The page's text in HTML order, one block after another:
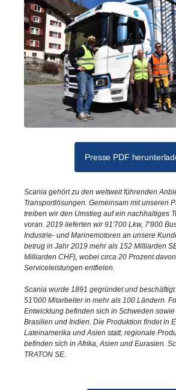
Presse PDF
Scania gehört zu den weltweit führenden
Transportlösungen. Gemeinsam mit unseren
treiben wir den Umstieg auf ein nachhaltiges
voran. 2019 lieferten wir 91'700 Lkw, 7'800
Industrie- und Marinemotoren an unsere
betrug in Jahr 2019 mehr als 152 Milliarden
Milliarden CHF), wobei circa 20 Prozent
Serviceleistungen entfielen.
Scania wurde 1891 gegründet und
51'000 Mitarbeiter in mehr als 100 Ländern.
Entwicklung befinden sich in Schweden
Brasilien und Indien. Die Produktion findet in
Lateinamerika und Asien statt, regionale
befinden sich in Afrika, Asien und Eurasien.
TRATON SE.